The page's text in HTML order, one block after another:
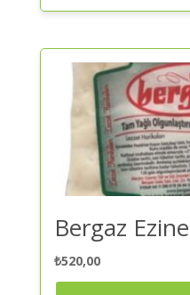
₺520,00